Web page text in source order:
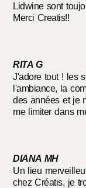
Lidwine sont
Merci Creatis!!
RITA G
J'adore tout ! les
l'ambiance, la
des années et je
me limiter dans
DIANA MH
Un lieu
chez Créatis, je